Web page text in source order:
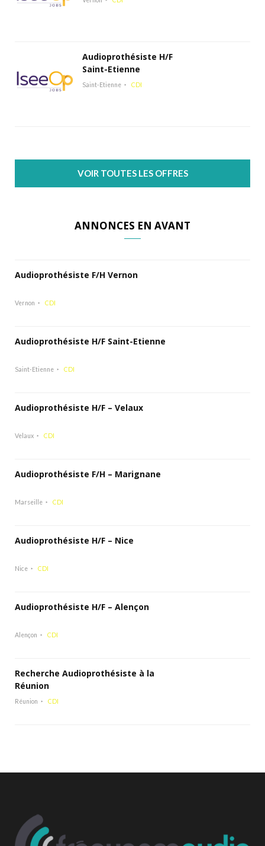
Audioprothésiste H/F
Saint-Etienne
Saint-Etienne CDI
VOIR TOUTES LES OFFRES
ANNONCES EN AVANT
Audioprothésiste F/H Vernon
Vernon CDI
Audioprothésiste H/F Saint-Etienne
Saint-Etienne CDI
Audioprothésiste H/F – Velaux
Velaux CDI
Audioprothésiste F/H – Marignane
Marseille CDI
Audioprothésiste H/F – Nice
Nice CDI
Audioprothésiste H/F – Alençon
Alençon CDI
Recherche Audioprothésiste à la
Réunion
Réunion CDI